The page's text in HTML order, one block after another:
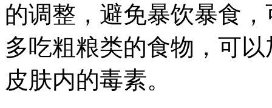
的调整，避免暴饮暴食
多吃粗粮类的食物，可
皮肤内的毒素。